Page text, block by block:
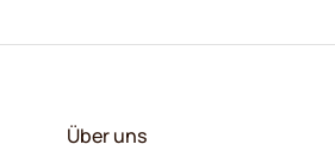
Über uns